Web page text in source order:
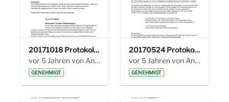
20171018 Protokoll 21. Steuerungskreis.pdf
vor 5 Jahren von Anni Schlumberger
GENEHMIGT
20170524 Protokoll 20. Steuerungskreis.pdf
vor 5 Jahren von Anni Schlumberger
GENEHMIGT